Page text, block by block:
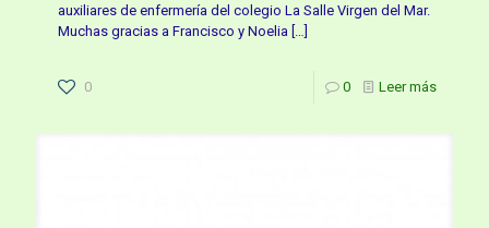
auxiliares de enfermería del colegio La Salle Virgen del Mar.
Muchas gracias a Francisco y Noelia […]
0 0 Leer más